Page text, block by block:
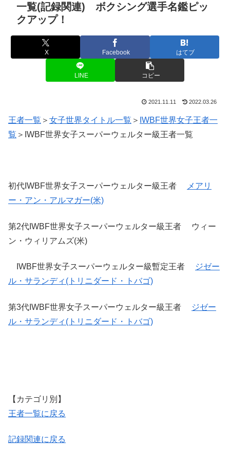
一覧(記録関連) ボクシング選手名鑑ピッ
クアップ！
X Facebook はてブ
LINE コピー
2021.11.11 2022.03.26
王者一覧 ＞ 女子世界タイトル一覧 ＞ IWBF世界女子王者一
覧 ＞IWBF世界女子スーパーウェルター級王者一覧
初代IWBF世界女子スーパーウェルター級王者
メアリ
ー・アン・アルマガー(米)
第2代IWBF世界女子スーパーウェルター級王者 ウィー
ン・ウィリアムズ(米)
IWBF世界女子スーパーウェルター級暫定王者
ジゼー
ル・サランディ(トリニダード・トバゴ)
第3代IWBF世界女子スーパーウェルター級王者
ジゼー
ル・サランディ(トリニダード・トバゴ)
【カテゴリ別】
王者一覧に戻る
記録関連に戻る